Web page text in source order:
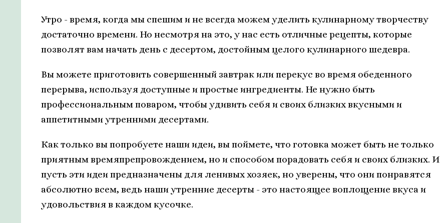
Утро - время, когда мы спешим и не всегда можем уделить кулинарному творчеству
достаточно времени. Но несмотря на это, у нас есть отличные рецепты, которые
позволят вам начать день с десертом, достойным целого кулинарного шедевра.
Вы можете приготовить совершенный завтрак или перекус во время обеденного
перерыва, используя доступные и простые ингредиенты. Не нужно быть
профессиональным поваром, чтобы удивить себя и своих близких вкусными и
аппетитными утренними десертами.
Как только вы попробуете наши идеи, вы поймете, что готовка может быть не только
приятным времяпрепровождением, но и способом порадовать себя и своих близких. И
пусть эти идеи предназначены для ленивых хозяек, но уверены, что они понравятся
абсолютно всем, ведь наши утренние десерты - это настоящее воплощение вкуса и
удовольствия в каждом кусочке.